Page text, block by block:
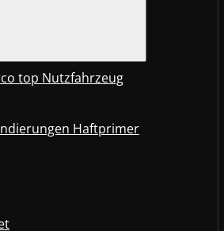
top Nutzfahrzeug
Haftprimer